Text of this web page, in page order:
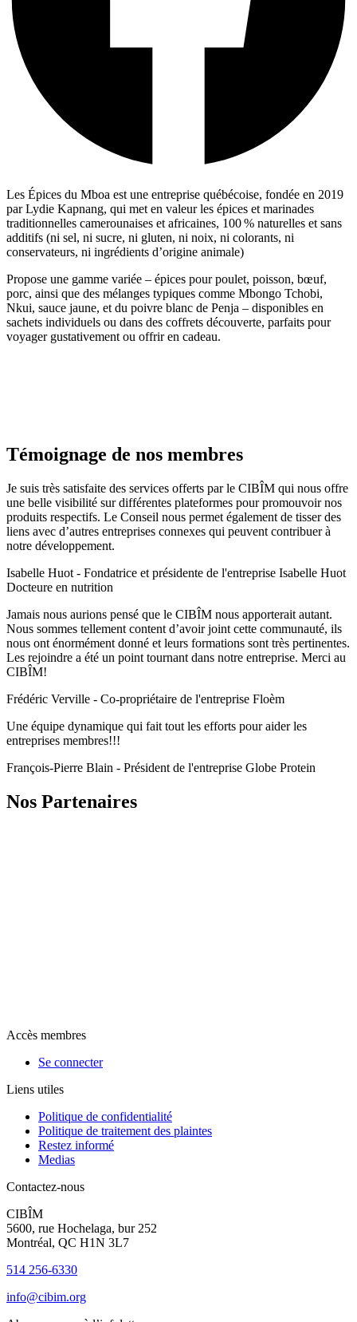
Les Épices du Mboa est une entreprise québécoise, fondée en 2019
par Lydie Kapnang, qui met en valeur les épices et marinades
traditionnelles camerounaises et africaines, 100 % naturelles et sans
additifs (ni sel, ni sucre, ni gluten, ni noix, ni colorants, ni
conservateurs, ni ingrédients d’origine animale)
Propose une gamme variée – épices pour poulet, poisson, bœuf,
porc, ainsi que des mélanges typiques comme Mbongo Tchobi,
Nkui, sauce jaune, et du poivre blanc de Penja – disponibles en
sachets individuels ou dans des coffrets découverte, parfaits pour
voyager gustativement ou offrir en cadeau.
Témoignage de nos membres
Je suis très satisfaite des services offerts par le CIBÎM qui nous offre
une belle visibilité sur différentes plateformes pour promouvoir nos
produits respectifs. Le Conseil nous permet également de tisser des
liens avec d’autres entreprises connexes qui peuvent contribuer à
notre développement.​
Isabelle Huot - Fondatrice et présidente de l'entreprise Isabelle Huot
Docteure en nutrition
Jamais nous aurions pensé que le CIBÎM nous apporterait autant.
Nous sommes tellement content d’avoir joint cette communauté, ils
nous ont énormément donné et leurs formations sont très pertinentes.
Les rejoindre a été un point tournant dans notre entreprise. Merci au
CIBÎM!
Frédéric Verville - Co-propriétaire de l'entreprise Floèm
Une équipe dynamique qui fait tout les efforts pour aider les
entreprises membres!!!
François-Pierre Blain - Président de l'entreprise Globe Protein
Nos Partenaires
Accès membres
Se connecter
Liens utiles
Politique de confidentialité
Politique de traitement des plaintes
Restez informé
Medias
Contactez-nous
CIBÎM
5600, rue Hochelaga, bur 252
Montréal, QC H1N 3L7
514 256-6330
info@cibim.org